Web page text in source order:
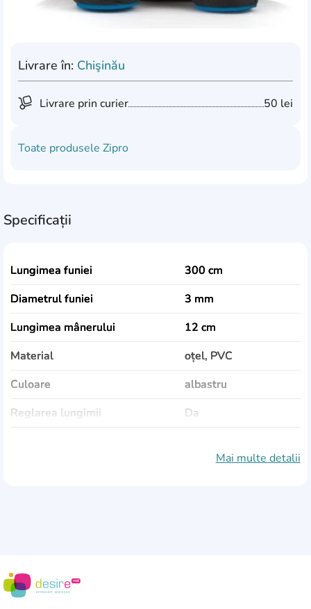
Livrare în: Chişinău
Livrare prin curier 50 lei
Toate produsele Zipro
Specificații
Lungimea funiei
300 cm
Diametrul funiei
3 mm
Lungimea mânerului
12 cm
Material
oțel, PVC
Culoare
albastru
Reglarea lungimii
Da
Mai multe detalii